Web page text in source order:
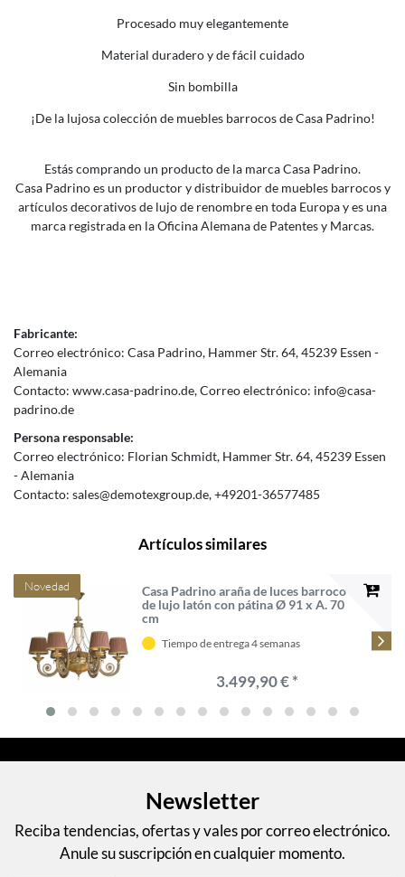
Procesado muy elegantemente
Material duradero y de fácil cuidado
Sin bombilla
¡De la lujosa colección de muebles barrocos de Casa Padrino!
Estás comprando un producto de la marca Casa Padrino.
Casa Padrino es un productor y distribuidor de muebles barrocos y
artículos decorativos de lujo de renombre en toda Europa y es una
marca registrada en la Oficina Alemana de Patentes y Marcas.
Fabricante:
Correo electrónico: Casa Padrino Hammer Str.64 45239 Essen
Alemania
Contacto: www.casa-padrino.de Correo electrónico: info@casa-
padrino.de
Persona responsable:
Correo electrónico: Florian Schmidt Hammer Str.64 45239 Essen
Alemania
Contacto: sales@demotexgroup.de +49201-36577485
Artículos similares
Novedad
Casa Padrino araña de luces barroco
de lujo latón con pátina Ø 91 x A. 70
cm
Tiempo de entrega 4 semanas
3.499,90 € *
Newsletter
Reciba tendencias, ofertas y vales por correo electrónico.
Anule su suscripción en cualquier momento.